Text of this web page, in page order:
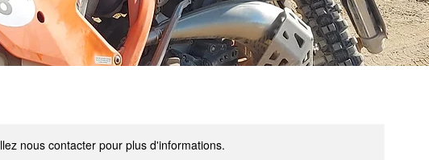
nous contacter pour plus d'informations.